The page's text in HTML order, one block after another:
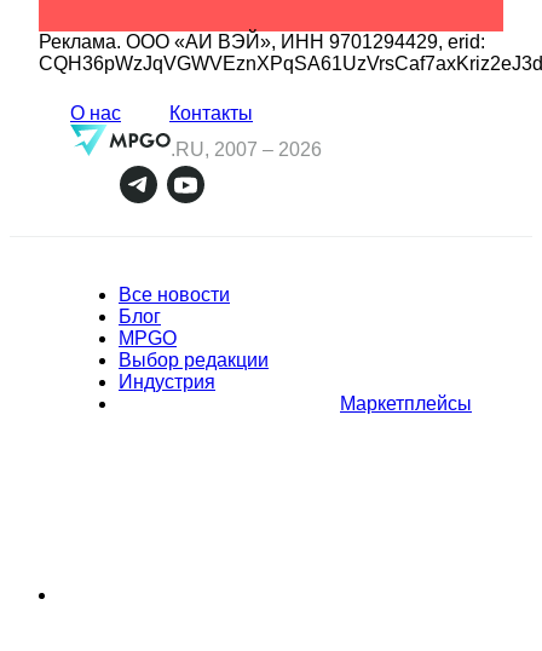
Реклама. ООО «АИ ВЭЙ», ИНН 9701294429, erid:
О нас
Контакты
.RU, 2007 – 2026
Все новости
Блог
MPGO
Выбор редакции
Индустрия
Маркетплейсы